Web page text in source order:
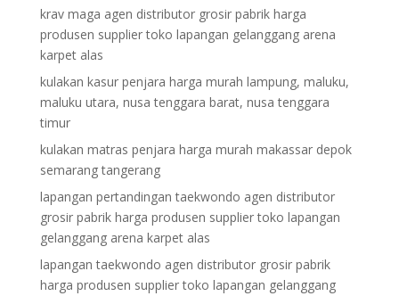
krav maga agen distributor grosir pabrik harga
produsen supplier toko lapangan gelanggang arena
karpet alas
kulakan kasur penjara harga murah lampung, maluku,
maluku utara, nusa tenggara barat, nusa tenggara
timur
kulakan matras penjara harga murah makassar depok
semarang tangerang
lapangan pertandingan taekwondo agen distributor
grosir pabrik harga produsen supplier toko lapangan
gelanggang arena karpet alas
lapangan taekwondo agen distributor grosir pabrik
harga produsen supplier toko lapangan gelanggang